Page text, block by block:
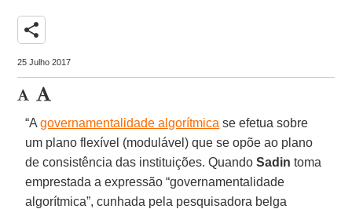
share
25 Julho 2017
“Agovernamentalidade algorítmica se efetua sobre
um plano flexível (modulável) que se opõe ao plano
de consistência das instituições. QuandoSadin toma
emprestada a expressão “governamentalidade
algorítmica”, cunhada pela pesquisadora belga